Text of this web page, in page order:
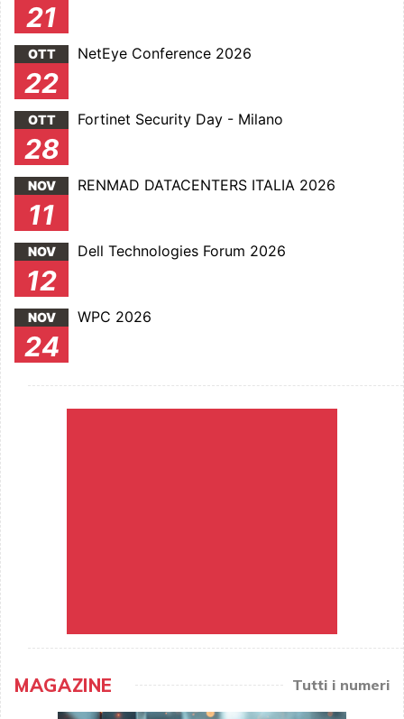
21
OTT
22
NetEye Conference 2026
OTT
28
Fortinet Security Day - Milano
NOV
11
RENMAD DATACENTERS ITALIA 2026
NOV
12
Dell Technologies Forum 2026
NOV
24
WPC 2026
MAGAZINE Tutti i numeri